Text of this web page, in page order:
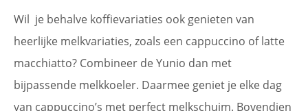
Wil je behalve koffievariaties ook genieten van
heerlijke melkvariaties, zoals een cappuccino of latte
macchiatto? Combineer de Yunio dan met
bijpassende melkkoeler. Daarmee geniet je elke dag
van cappuccino’s met perfect melkschuim. Bovendien